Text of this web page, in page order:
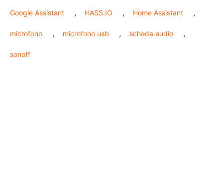
Google Assistant , HASS.IO , Home Assistant ,
microfono , microfono usb , scheda audio ,
sonoff